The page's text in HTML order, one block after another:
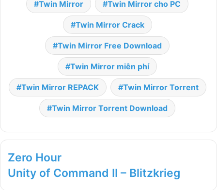
Twin Mirror Twin Mirror cho PC
Twin Mirror Crack
Twin Mirror Free Download
Twin Mirror miễn phí
Twin Mirror REPACK Twin Mirror Torrent
Twin Mirror Torrent Download
Zero Hour
Unity of Command II – Blitzkrieg